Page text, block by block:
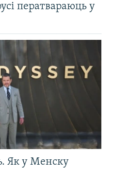
ператвараюць у
Як у Менску